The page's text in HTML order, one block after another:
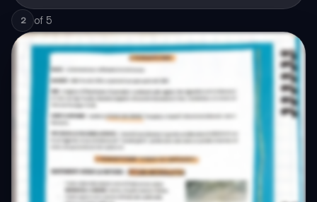
2 of 5